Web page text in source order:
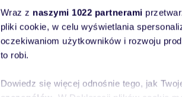
Wraz z naszymi 1022 partnerami
pliki cookie, w celu wyświetlania
oczekiwaniom użytkowników i rozwoju
to robi.
Dowiedz się więcej odnośnie tego, jak
na sprzedaż
3
63,09 m2